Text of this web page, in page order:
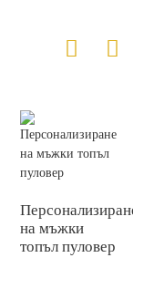
Персонализиране
на мъжки
топъл пуловер